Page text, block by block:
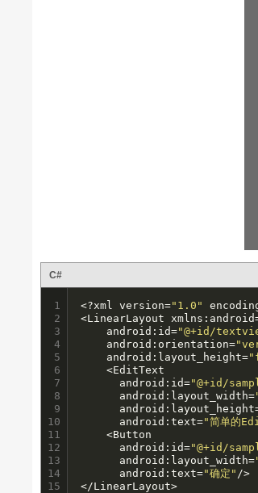
C#
1
2
3
4
5
6
7
8
9
10
11
12
13
14
15
<?xml version="1.0"
<LinearLayout
	android:id=
"@+id/
	android:orientation=
	android:layout_height=
	<EditText
  	  android:id=
"@+id/
      android:layout_width=
      android:text=
"简单的
    <Button
      android:id=
"@+id/
      android:layout_width=
      android:text=
"确定" />
</LinearLayout>